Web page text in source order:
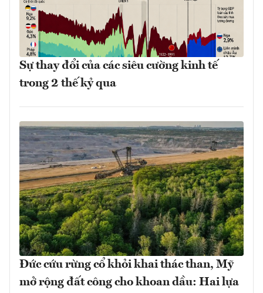
Sự thay đổi của các siêu cường kinh tế
trong 2 thế kỷ qua
Đức cứu rừng cổ khỏi khai thác than, Mỹ
mở rộng đất công cho khoan dầu: Hai lựa